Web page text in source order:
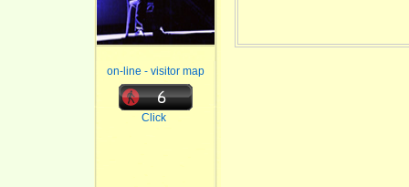
on-line - visitor map
Click